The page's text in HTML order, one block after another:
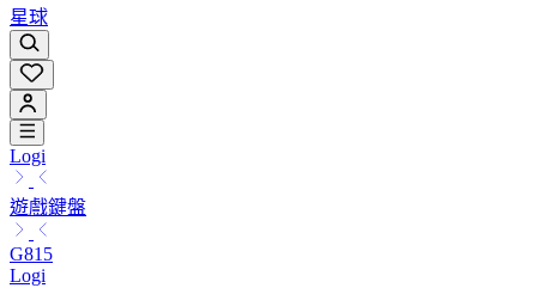
星球
Logi
遊戲鍵盤
G815
Logi